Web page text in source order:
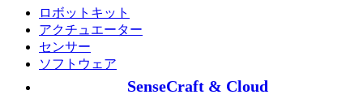
ロボットキット
アクチュエーター
センサー
ソフトウェア
SenseCraft & Cloud